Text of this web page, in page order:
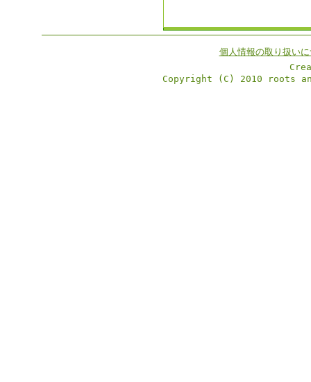
個人情報の取り扱い
Copyright (C) 2010 roots